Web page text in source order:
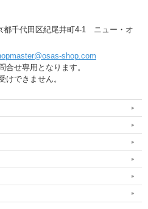
千代田区紀尾井町4-1 ニュー・オ
shop.com
せ専用となります。
できません。